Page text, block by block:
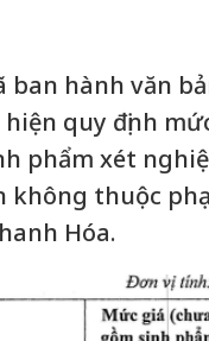
ban hành văn
quy định
phẩm xét
không thuộc
Hóa.